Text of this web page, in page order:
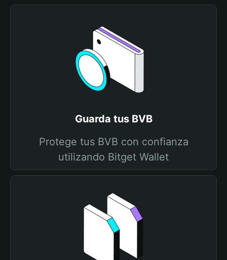
Guarda tus BVB
Protege tus BVB con confianza
utilizando Bitget Wallet